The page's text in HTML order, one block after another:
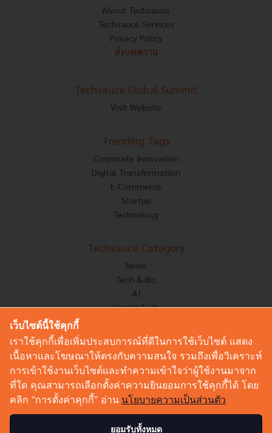
About Techsauce
Techsauce Services
Privacy Policy
ส่งบทความ
Techsauce Global Summit
Visit Website
Trending Tags
Corporate Innovation
Digital Transformation
E-Commerce
Startup
Technology
Techsauce Category
News
Tech & Biz
AI
HealthTech
Corp Innov
Saucy Thoughts
Based On
Sustainable
Videos
Podcast
เว็บไซต์นี้ใช้คุกกี้
เราใช้คุกกี้เพื่อเพิ่มประสบการณ์ที่ดีในการใช้เว็บไซต์ แสดง
เนื้อหาและโฆษณาให้ตรงกับความสนใจ รวมถึงเพื่อวิเคราะห์
การเข้าใช้งานเว็บไซต์และทำความเข้าใจว่าผู้ใช้งานมาจาก
ที่ใด คุณสามารถเลือกตั้งค่าความยินยอมการใช้คุกกี้ได้ โดย
คลิก “การตั้งค่าคุกกี้” อ่าน นโยบายความเป็นส่วนตัว
ยอมรับทั้งหมด